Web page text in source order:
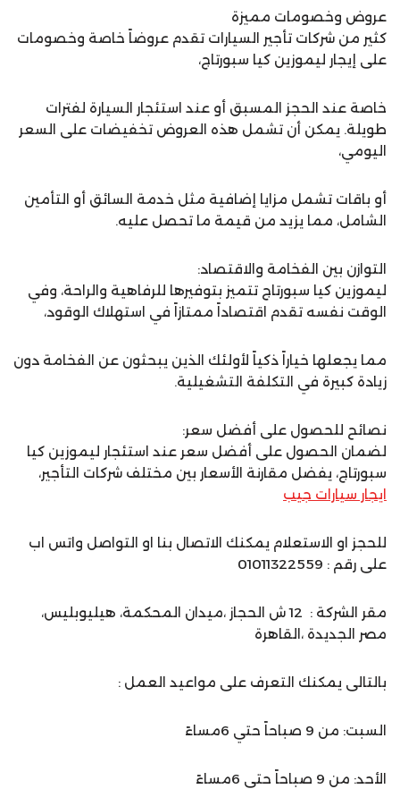
عروض وخصومات مميزة
كثير من شركات تأجير السيارات تقدم عروضاً خاصة وخصومات
على إيجار ليموزين كيا سبورتاج،
خاصة عند الحجز المسبق أو عند استئجار السيارة لفترات
طويلة. يمكن أن تشمل هذه العروض تخفيضات على السعر
اليومي،
أو باقات تشمل مزايا إضافية مثل خدمة السائق أو التأمين
الشامل، مما يزيد من قيمة ما تحصل عليه.
التوازن بين الفخامة والاقتصاد:
ليموزين كيا سبورتاج تتميز بتوفيرها للرفاهية والراحة، وفي
الوقت نفسه تقدم اقتصاداً ممتازاً في استهلاك الوقود،
مما يجعلها خياراً ذكياً لأولئك الذين يبحثون عن الفخامة دون
زيادة كبيرة في التكلفة التشغيلية.
نصائح للحصول على أفضل سعر:
لضمان الحصول على أفضل سعر عند استئجار ليموزين كيا
سبورتاج، يفضل مقارنة الأسعار بين مختلف شركات التأجير،
ايجار سيارات جيب
للحجز او الاستعلام يمكنك الاتصال بنا او التواصل واتس اب
على رقم : 01011322559
مقر الشركة : 12 ش الحجاز ،ميدان المحكمة، هيليوبليس،
مصر الجديدة ،القاهرة
بالتالى يمكنك التعرف على مواعيد العمل :
السبت: من 9 صباحاً حتي 6مساءً
الأحد: من 9 صباحاً حتي 6مساءً